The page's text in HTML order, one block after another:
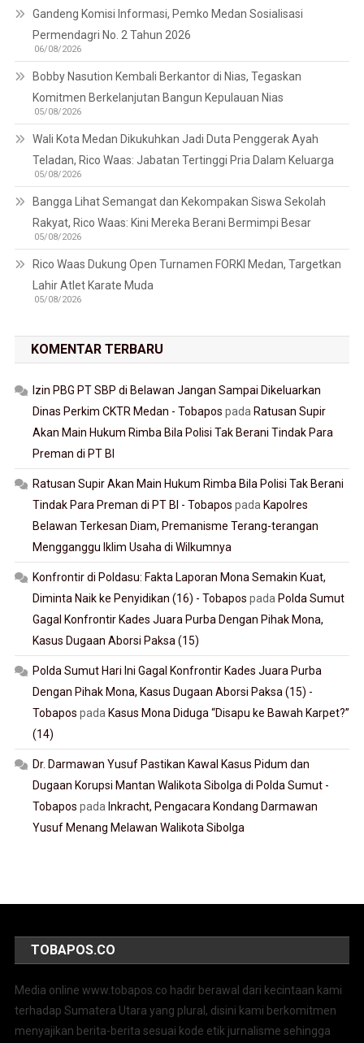
Gandeng Komisi Informasi, Pemko Medan Sosialisasi
Permendagri No. 2 Tahun 2026
06/08/2026
Bobby Nasution Kembali Berkantor di Nias, Tegaskan
Komitmen Berkelanjutan Bangun Kepulauan Nias
05/08/2026
Wali Kota Medan Dikukuhkan Jadi Duta Penggerak Ayah
Teladan, Rico Waas: Jabatan Tertinggi Pria Dalam Keluarga
05/08/2026
Bangga Lihat Semangat dan Kekompakan Siswa Sekolah
Rakyat, Rico Waas: Kini Mereka Berani Bermimpi Besar
05/08/2026
Rico Waas Dukung Open Turnamen FORKI Medan, Targetkan
Lahir Atlet Karate Muda
05/08/2026
KOMENTAR TERBARU
Izin PBG PT SBP di Belawan Jangan Sampai Dikeluarkan
Dinas Perkim CKTR Medan - Tobapos pada Ratusan Supir
Akan Main Hukum Rimba Bila Polisi Tak Berani Tindak Para
Preman di PT BI
Ratusan Supir Akan Main Hukum Rimba Bila Polisi Tak Berani
Tindak Para Preman di PT BI - Tobapos pada Kapolres
Belawan Terkesan Diam, Premanisme Terang-terangan
Mengganggu Iklim Usaha di Wilkumnya
Konfrontir di Poldasu: Fakta Laporan Mona Semakin Kuat,
Diminta Naik ke Penyidikan (16) - Tobapos pada Polda Sumut
Gagal Konfrontir Kades Juara Purba Dengan Pihak Mona,
Kasus Dugaan Aborsi Paksa (15)
Polda Sumut Hari Ini Gagal Konfrontir Kades Juara Purba
Dengan Pihak Mona, Kasus Dugaan Aborsi Paksa (15) -
Tobapos pada Kasus Mona Diduga “Disapu ke Bawah Karpet?”
(14)
Dr. Darmawan Yusuf Pastikan Kawal Kasus Pidum dan
Dugaan Korupsi Mantan Walikota Sibolga di Polda Sumut -
Tobapos pada Inkracht, Pengacara Kondang Darmawan
Yusuf Menang Melawan Walikota Sibolga
TOBAPOS.CO
Media online www.tobapos.co hadir berawal dari kecintaan kami
terhadap Sumatera Utara yang plural, disini kami berkomitmen
menyajikan berita-berita sesuai kode etik jurnalisme sehingga